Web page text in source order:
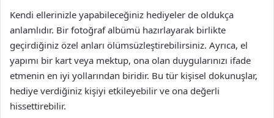
Kendi ellerinizle yapabileceğiniz hediyeler de oldukça
anlamlıdır. Bir fotoğraf albümü hazırlayarak birlikte
geçirdiğiniz özel anları ölümsüzleştirebilirsiniz. Ayrıca, el
yapımı bir kart veya mektup, ona olan duygularınızı ifade
etmenin en iyi yollarından biridir. Bu tür kişisel dokunuşlar,
hediye verdiğiniz kişiyi etkileyebilir ve ona değerli
hissettirebilir.